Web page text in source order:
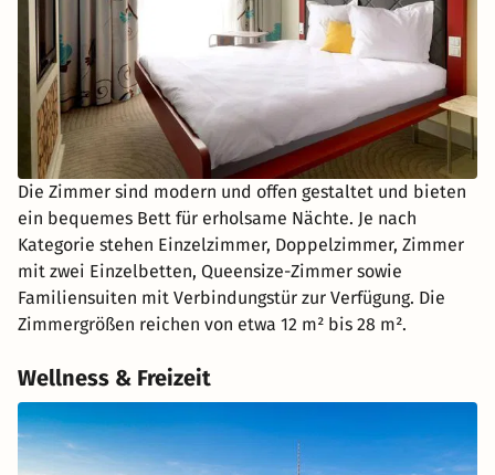
Die Zimmer sind modern und offen gestaltet und bieten
ein bequemes Bett für erholsame Nächte. Je nach
Kategorie stehen Einzelzimmer, Doppelzimmer, Zimmer
mit zwei Einzelbetten, Queensize-Zimmer sowie
Familiensuiten mit Verbindungstür zur Verfügung. Die
Zimmergrößen reichen von etwa 12 m² bis 28 m².
Wellness & Freizeit